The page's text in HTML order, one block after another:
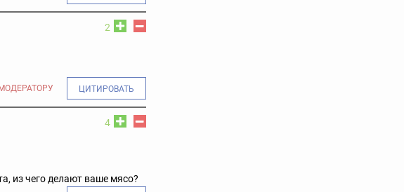
2
ЦИТИРОВАТЬ
4
из чего делают ваше мясо?